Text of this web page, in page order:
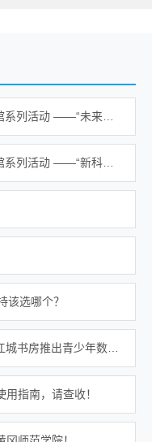
该选哪个？
指南，请查收！